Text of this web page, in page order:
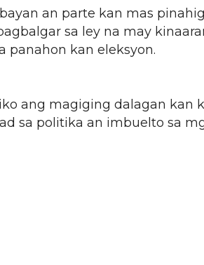
an parte kan mas
sa ley na may
panahon kan eleksyon.
ang magiging dalagan kan
sa politika an imbuelto sa